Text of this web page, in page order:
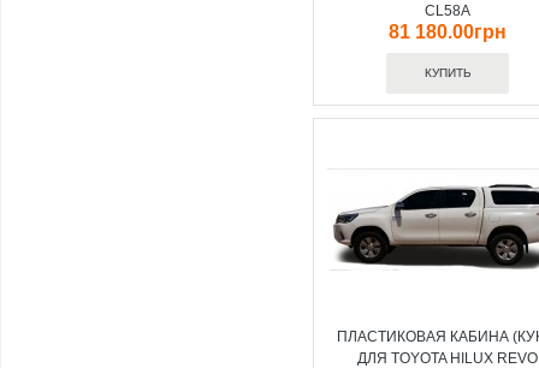
CL58A
81 180.00грн
ПЛАСТИКОВАЯ КАБИНА
ДЛЯ TOYOTA HILUX REVO